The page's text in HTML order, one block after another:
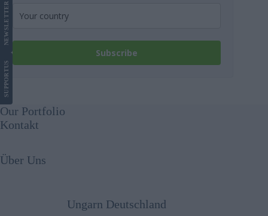
Subscribe
SUPPORT
US
NEWS
LETTER
Our Portfolio
Kontakt
Über Uns
Ungarn Deutschland